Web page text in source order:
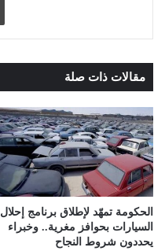
مقالات ذات صلة
الحكومة تمهّد لإطلاق برنامج إحلال
السيارات بحوافز مغرية.. وخبراء
يحددون شروط النجاح